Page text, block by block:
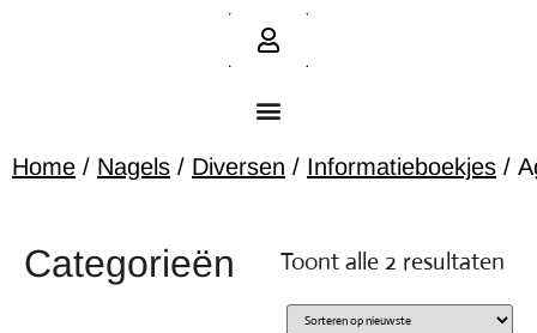
Home / Nagels / Diversen / Informatieboekjes /
Categorieën Toont alle 2 resultaten